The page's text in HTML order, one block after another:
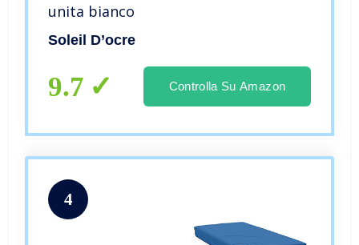
unita bianco
Soleil D’ocre
9.7 Controlla Su Amazon
4